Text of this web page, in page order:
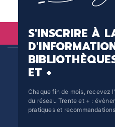
S'INSCRIRE À
ET +
Chaque fin de mois, recevez
du réseau Trente et + :
pratiques et